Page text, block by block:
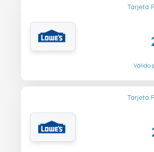
Tarjeta
Válido
Tarjeta